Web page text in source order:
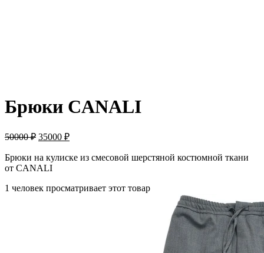
Брюки CANALI
50000₽ 35000 ₽
Брюки на кулиске из смесовой шерстяной костюмной ткани
от CANALI
1 человек просматривает этот товар